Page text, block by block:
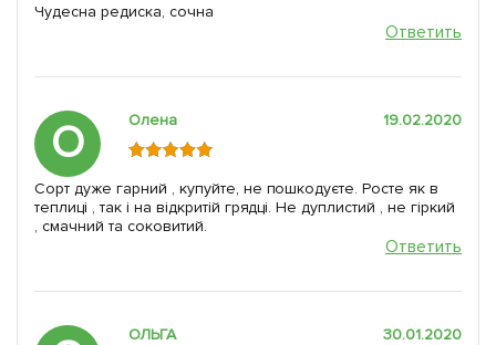
Чудесна редиска, сочна
Ответить
О Олена 19.02.2020
Сорт дуже гарний , купуйте, не пошкодуєте. Росте як в
теплиці , так і на відкритій грядці. Не дуплистий , не гіркий
, смачний та соковитий.
Ответить
ОЛЬГА 30.01.2020